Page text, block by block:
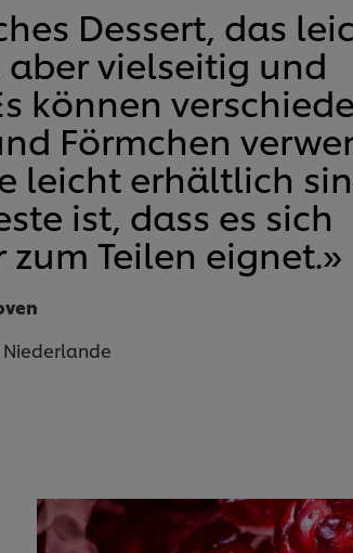
Dessert, das
vielseitig und
können
Förmchen
leicht erhältlich
ist, dass es sich
Teilen eignet.»